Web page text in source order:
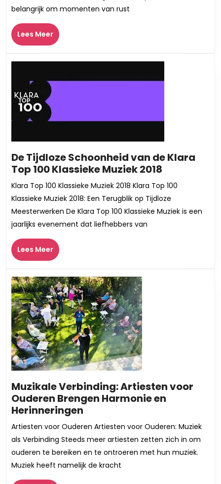
Rustige
Muziek
belangrijk om momenten van rust
Lees MeerLees
Meer
De Tijdloze Schoonheid van de Klara
Top 100 Klassieke Muziek 2018
Tijdloze
van
de
Klara Top 100 Klassieke Muziek 2018 Klara Top 100
Klassieke Muziek 2018: Een Terugblik op Tijdloze
Meesterwerken De Klara Top 100 Klassieke Muziek is een
jaarlijks evenement dat liefhebbers van
Lees MeerLees
Meer
Muzikale Verbinding: Artiesten voor
Ouderen Brengen Harmonie en
Herinneringen
Verbinding:
Artiesten
voor
Ouderen
Brengen
Artiesten voor Ouderen Artiesten voor Ouderen: Muziek
als Verbinding Steeds meer artiesten zetten zich in om
ouderen te bereiken en te ontroeren met hun muziek.
Muziek heeft namelijk de kracht